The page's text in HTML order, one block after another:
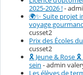
2025-2026 !-
🌍✨ Suite projet
voyage
cusset2
Prix des Écoles
cusset2
🎗️ Jeune & Rose
sein - admin
Les élèves de